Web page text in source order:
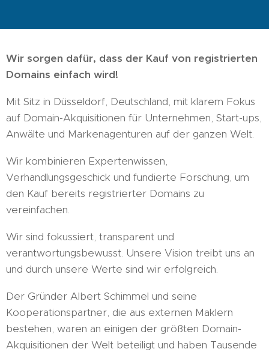
Wir sorgen dafür, dass der Kauf von registrierten
Domains einfach wird!
Mit Sitz in Düsseldorf, Deutschland, mit klarem Fokus
auf Domain-Akquisitionen für Unternehmen, Start-ups,
Anwälte und Markenagenturen auf der ganzen Welt.
Wir kombinieren Expertenwissen,
Verhandlungsgeschick und fundierte Forschung, um
den Kauf bereits registrierter Domains zu
vereinfachen.
Wir sind fokussiert, transparent und
verantwortungsbewusst. Unsere Vision treibt uns an
und durch unsere Werte sind wir erfolgreich.
Der Gründer Albert Schimmel und seine
Kooperationspartner, die aus externen Maklern
bestehen, waren an einigen der größten Domain-
Akquisitionen der Welt beteiligt und haben Tausende